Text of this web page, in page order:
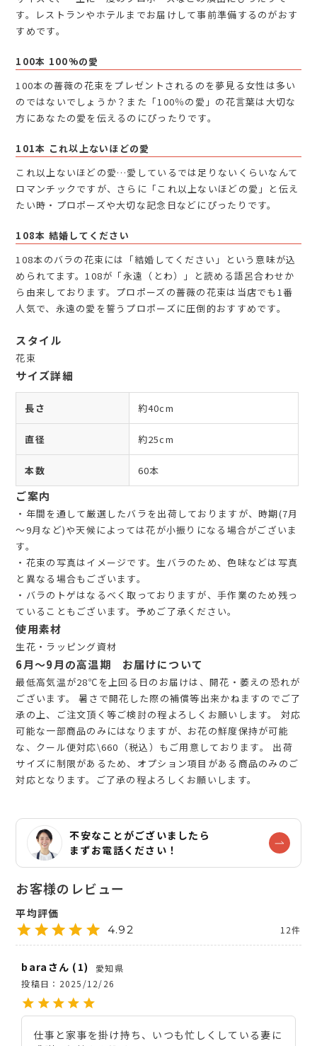
す。レストランやホテルまでお届けして事前準備するのがおす
すめです。
100本 100%の愛
100本の薔薇の花束をプレゼントされるのを夢見る女性は多い
のではないでしょうか？また「100％の愛」の花言葉は大切な
方にあなたの愛を伝えるのにぴったりです。
101本 これ以上ないほどの愛
これ以上ないほどの愛…愛しているでは足りないくらいなんて
ロマンチックですが、さらに「これ以上ないほどの愛」と伝え
たい時・プロポーズや大切な記念日などにぴったりです。
108本 結婚してください
108本のバラの花束には「結婚してください」という意味が込
められてます。108が「永遠（とわ）」と読める語呂合わせか
ら由来しております。プロポーズの薔薇の花束は当店でも1番
人気で、永遠の愛を誓うプロポーズに圧倒的おすすめです。
スタイル
花束
サイズ詳細
長さ 約40cm
直径 約25cm
本数 60本
ご案内
・年間を通して厳選したバラを出荷しておりますが、時期(7月
～9月など)や天候によっては花が小振りになる場合がございま
す。
・花束の写真はイメージです。生バラのため、色味などは写真
と異なる場合もございます。
・バラのトゲはなるべく取っておりますが、手作業のため残っ
ていることもございます。予めご了承ください。
使用素材
生花・ラッピング資材
6月～9月の高温期 お届けについて
最低高気温が28℃を上回る日のお届けは、開花・萎えの恐れが
ございます。 暑さで開花した際の補償等出来かねますのでご了
承の上、ご注文頂く等ご検討の程よろしくお願いします。 対応
可能な一部商品のみにはなりますが、お花の鮮度保持が可能
な、クール便対応\660（税込）もご用意しております。 出荷
サイズに制限があるため、オプション項目がある商品のみのご
対応となります。ご了承の程よろしくお願いします。
不安なことがございましたら
まずお電話ください！
4.92 12
bara 1
愛知県
投稿日
2025/12/26
仕事と家事を掛け持ち、いつも忙しくしている妻に